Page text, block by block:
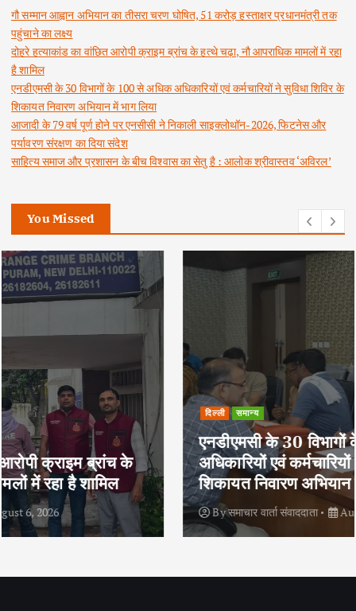
गौ सम्मान आह्वान अभियान का तीसरा चरण घोषित, 51 करोड़ हस्ताक्षर प्रधानमंत्री तक
पहुंचाने का लक्ष्य
दोहरे हत्याकांड का वांछित आरोपी क्राइम ब्रांच के हत्थे चढ़ा, नौ आपराधिक मामलों में रहा
है शामिल
एनडीएमसी के 30 विभागों के 100 से अधिक अधिकारियों एवं कर्मचारियों ने सुविधा शिविर के
शिकायत निवारण अभियान में भाग लिया
आजादी के 79 वर्ष पूर्ण होने पर एनसीसी ने निकाली साइक्लोथॉन-2026, फिटनेस और
पर्यावरण संरक्षण का दिया संदेश
साहित्य समाज और प्रशासन के बीच विश्वास का सेतु है : आलोक श्रीवास्तव ‘अविरल’
You Missed
दिल्ली समान्य
एनडीएमसी के 30 विभागों के 100 से अधिक
अधिकारियों एवं कर्मचारियों ने सुविधा शिविर के
शिकायत निवारण अभियान में भाग लिया
Byसमाचार वार्ता संवाददाता August 2, 2026